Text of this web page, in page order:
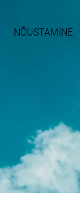
NÕUSTAMINE